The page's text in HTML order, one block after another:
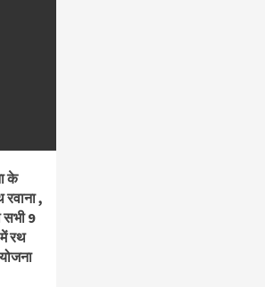
के
रवाना ,
9
रथ